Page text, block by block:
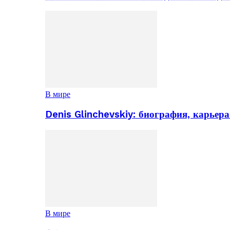
В мире
Denis Glinchevskiy: биография,
В мире